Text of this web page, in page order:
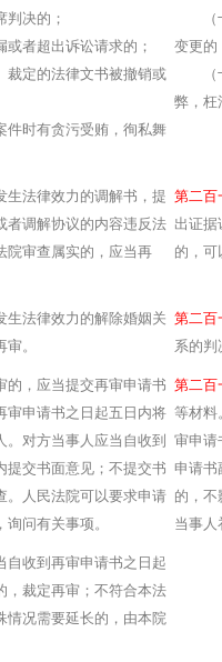
决的；
者超出诉讼请求的；
定的法律文书被撤销或
时有贪污受贿，徇私舞
（十
变更的
（十
弊，枉
生法律效力的调解书，提
者调解协议的内容违反法
院审查属实的，应当再
第二
出证据
的，可
生法律效力的解除婚姻关
。
第二
系的判
的，应当提交再审申请书
审申请书之日起五日内将
对方当事人应当自收到
提交书面意见；不提交书
。人民法院可以要求申请
问有关事项。
第二
等材料
审申请
申请书
的，不
当事人
自收到再审申请书之日起
，裁定再审；不符合本法
情况需要延长的，由本院